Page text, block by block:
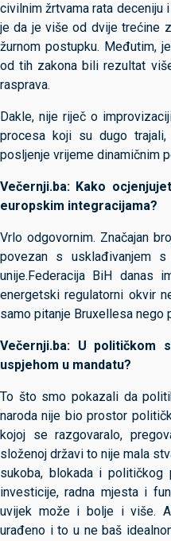
civilnim žrtvama rata
je da je više od dvije trećine
žurnom postupku. Međutim,
od tih zakona bili rezultat
rasprava.
Dakle, nije riječ o
procesa koji su dugo
posljenje vrijeme dinamičnim
Večernji.ba: Kako
europskim integracijama?
Vrlo odgovornim. Značajan
povezan s usklađivanjem s
unije.Federacija BiH danas
energetski regulatorni okvir
samo pitanje Bruxellesa nego
Večernji.ba: U političkom
uspjehom u mandatu?
To što smo pokazali da
naroda nije bio prostor
kojoj se razgovaralo,
složenoj državi to nije mala
sukoba, blokada i političkog
investicije, radna mjesta i
uvijek može i bolje i više.
urađeno i to u ne baš